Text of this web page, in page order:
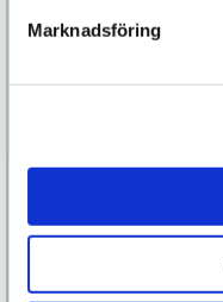
Marknadsföring